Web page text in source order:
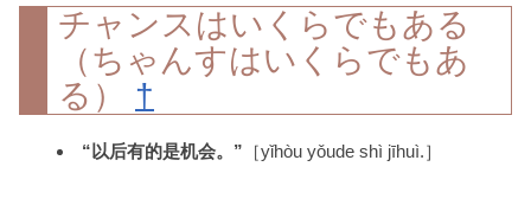
チャンスはいくらでもある
（ちゃんすはいくらでもあ
る） †
“以后有的是机会。” ［yǐhòu yǒude shì jīhuì.］